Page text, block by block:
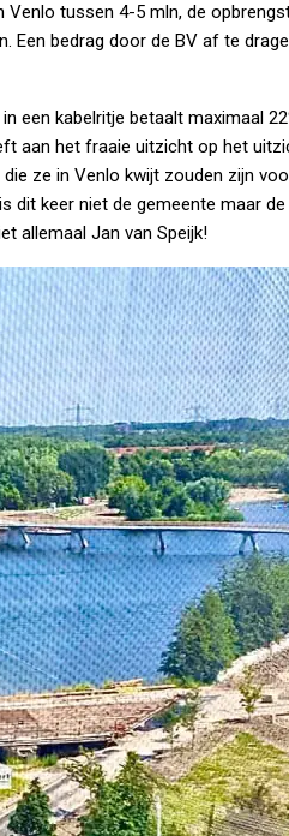
tussen 4-5 mln, de
Een bedrag door de BV af te
een kabelritje betaalt maximaal
aan het fraaie uitzicht op het
ze in Venlo kwijt zouden zijn
dit keer niet de gemeente maar
allemaal Jan van Speijk!